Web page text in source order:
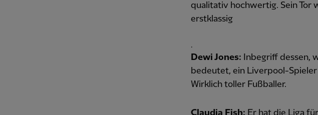
qualitativ hochwertig. Sein Tor
erstklassig
.
Dewi Jones: Inbegriff dessen,
bedeutet, ein Liverpool-Spieler
Wirklich toller Fußballer.
Claudia Fish: Er hat die Liga